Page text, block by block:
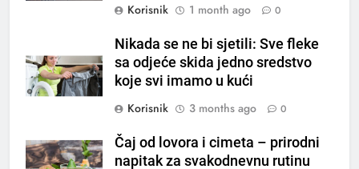
Korisnik
1 month ago 0
Nikada se ne bi sjetili: Sve fleke
sa odjeće skida jedno sredstvo
koje svi imamo u kući
Korisnik
3 months ago 0
Čaj od lovora i cimeta – prirodni
napitak za svakodnevnu rutinu
Tračevi su njihova glavna
preokupacija: Ljudi rođeni u ova
tri znaka najviše vole ogovarati
OSTALO
Piće od smreke – prirodni